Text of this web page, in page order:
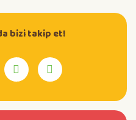
bizi takip et!